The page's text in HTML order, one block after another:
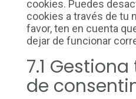
cookies. Puedes
cookies a través de tu
favor, ten en cuenta
dejar de funcionar
7.1
de